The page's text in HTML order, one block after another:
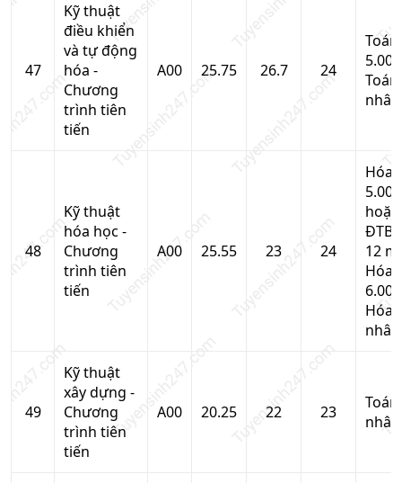
47
Kỹ thuật
điều khiển
và tự động
hóa -
Chương
trình tiên
tiến
A00 25.75 26.7 24
5.00,
Toán
48
Kỹ thuật
hóa học -
Chương
trình tiên
tiến
A00 25.55 23 24
Hóa
5.00
hoặc
ĐTB
12
Hóa
6.00,
Hóa
49
Kỹ thuật
xây dựng -
Chương
trình tiên
tiến
A00 20.25 22 23
Toán